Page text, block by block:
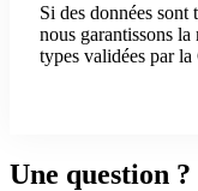
Si des données sont
nous garantissons la
types validées par
Une question ?